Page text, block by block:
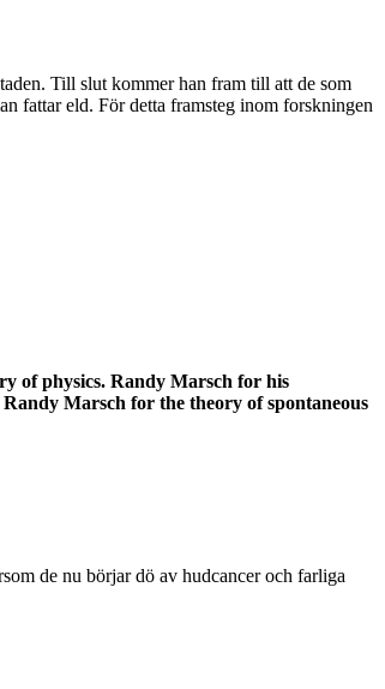
Till slut kommer han fram till att de som
fattar eld. För detta framsteg inom forskningen
of physics. Randy Marsch for his
Marsch for the theory of spontaneous
de nu börjar dö av hudcancer och farliga